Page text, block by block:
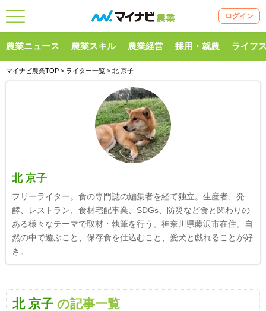
ログイン
農業ニュース 農業スキル 農業経営 採用・就農 ライフ
マイナビ農業TOP > ライター一覧 > 北 京子
北 京子
フリーライター。食の専門誌の編集者を経て独立。生産者、発
酵、レストラン、食材宅配事業、SDGs、防災など食と関わりの
ある様々なテーマで取材・執筆を行う。神奈川県藤沢市在住。自
然の中で遊ぶこと、保存食を仕込むこと、愛犬と戯れることが好
き。
北 京子 の記事一覧